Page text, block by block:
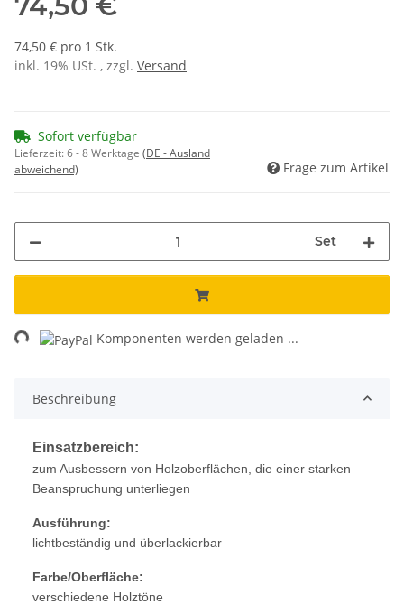
74,50 € pro 1 Stk.
inkl. 19% USt. , zzgl. Versand
Sofort verfügbar
Lieferzeit:6 - 8 Werktage (DE - Ausland
abweichend)
Frage zum Artikel
Set
Komponenten werden geladen ...
Beschreibung
Einsatzbereich:
zum Ausbessern von Holzoberflächen, die einer starken
Beanspruchung unterliegen
Ausführung:
lichtbeständig und überlackierbar
Farbe/Oberfläche:
verschiedene Holztöne